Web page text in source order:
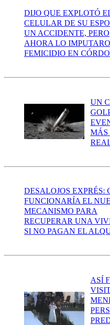
DIJO QUE EXPLOTÓ
CELULAR DE SU
UN ACCIDENTE, PERO
AHORA LO
FEMICIDIO EN
UN
MÁS
DESALOJOS EXPRÉS:
FUNCIONARÍA EL
MECANISMO PARA
RECUPERAR UNA
SI NO PAGAN EL
ASÍ